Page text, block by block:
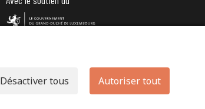
Désactiver tous Autoriser tout